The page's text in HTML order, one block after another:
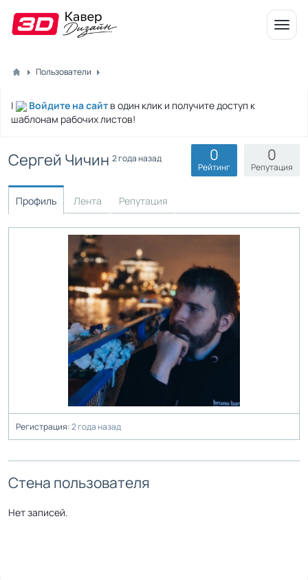
Пользователи
| Войдите на сайт в один клик и получите доступ к
шаблонам рабочих листов!
Сергей Чичин 2 года назад 0
Репутация
0
Рейтинг
Профиль Лента Репутация
Регистрация:2 года назад
Стена пользователя
Нет записей.